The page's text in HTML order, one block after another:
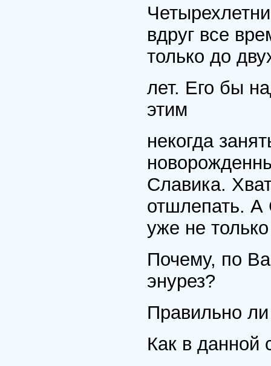
вдруг все
только до
лет. Его бы
этим
некогда
Славика.
отшлепать. А
уже не
Почему, по
энурез?
Правильно
Как в данной